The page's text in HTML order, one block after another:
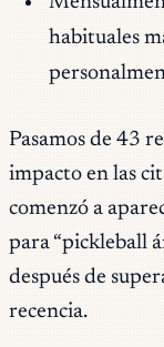
habituales
Pasamos de 43
impacto en las
comenzó a
para “pickleball
después de
recencia.